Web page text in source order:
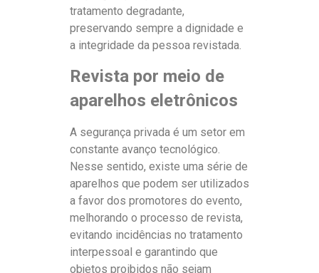
tratamento degradante,
preservando sempre a dignidade e
a integridade da pessoa revistada.
Revista por meio de
aparelhos eletrônicos
A segurança privada é um setor em
constante avanço tecnológico.
Nesse sentido, existe uma série de
aparelhos que podem ser utilizados
a favor dos promotores do evento,
melhorando o processo de revista,
evitando incidências no tratamento
interpessoal e garantindo que
objetos proibidos não sejam